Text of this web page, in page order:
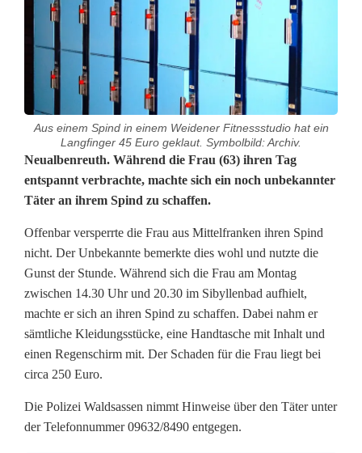
Aus einem Spind in einem Weidener Fitnessstudio hat ein
Langfinger 45 Euro geklaut. Symbolbild: Archiv.
K
l
e
i
d
e
r
s
p
Neualbenreuth. Während die Frau (63) ihren Tag
entspannt verbrachte, machte sich ein noch unbekannter
Täter an ihrem Spind zu schaffen.
Offenbar versperrte die Frau aus Mittelfranken ihren Spind
nicht. Der Unbekannte bemerkte dies wohl und nutzte die
Gunst der Stunde. Während sich die Frau am Montag
zwischen 14.30 Uhr und 20.30 im Sibyllenbad aufhielt,
machte er sich an ihren Spind zu schaffen. Dabei nahm er
sämtliche Kleidungsstücke, eine Handtasche mit Inhalt und
einen Regenschirm mit. Der Schaden für die Frau liegt bei
circa 250 Euro.
Die Polizei Waldsassen nimmt Hinweise über den Täter unter
der Telefonnummer 09632/8490 entgegen.